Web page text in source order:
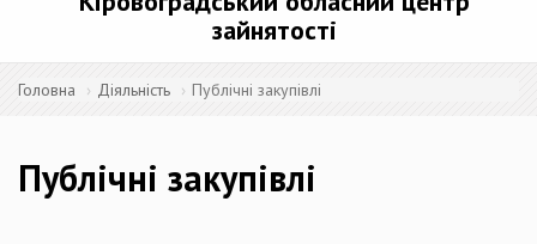
зайнятості
Головна Діяльність Публічні закупівлі
Публічні закупівлі